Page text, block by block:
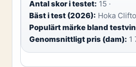
Antal skor i testet: 15 ·
Bäst i test (2026): Hoka
Populärt märke bland
Genomsnittligt pris (dam): 1